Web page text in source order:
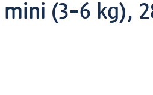
(3–6 kg),